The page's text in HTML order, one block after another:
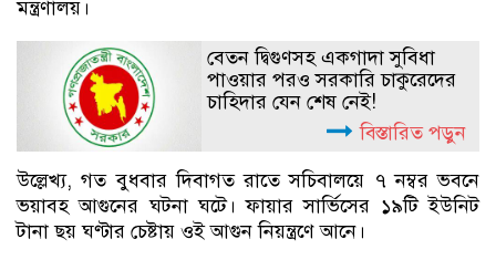
মন্ত্রণালয়।
বেতন দ্বিগুণসহ একগাদা সুবিধা
পাওয়ার পরও সরকারি চাকুরেদের
চাহিদার যেন শেষ নেই!
বিস্তারিত পড়ুন
উল্লেখ্য, গত বুধবার দিবাগত রাতে সচিবালয়ে ৭ নম্বর ভবনে
ভয়াবহ আগুনের ঘটনা ঘটে। ফায়ার সার্ভিসের ১৯টি ইউনিট
টানা ছয় ঘণ্টার চেষ্টায় ওই আগুন নিয়ন্ত্রণে আনে।